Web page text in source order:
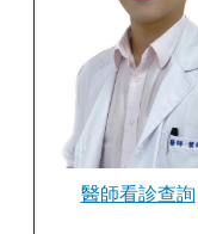
醫師看診查詢